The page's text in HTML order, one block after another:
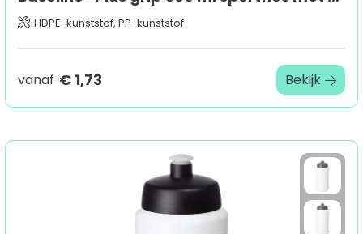
HDPE-kunststof, PP-kunststof
vanaf € 1,73 Bekijk